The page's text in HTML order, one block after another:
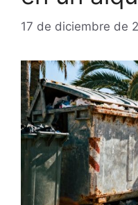
17 de diciembre de